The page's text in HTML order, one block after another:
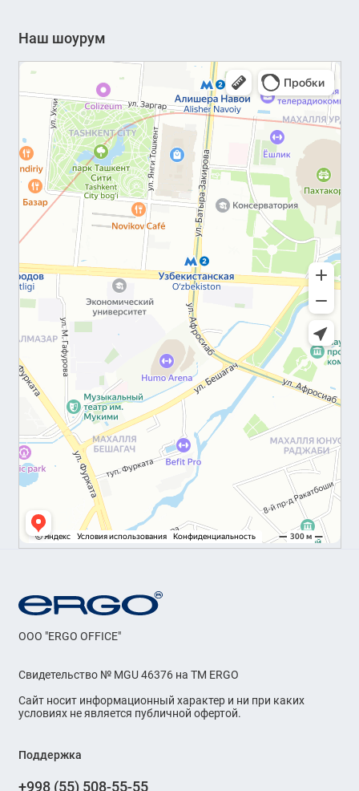
Наш шоурум
OOO "ERGO OFFICE"
Свидетельство № MGU 46376 на ТМ ERGO
Сайт носит информационный характер и ни при каких
условиях не является публичной офертой.
Поддержка
+998 (55) 508-55-55